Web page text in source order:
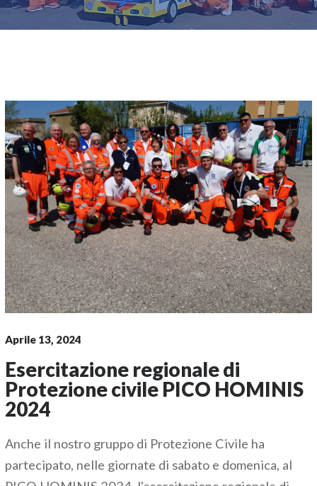
Aprile 13, 2024
Esercitazione regionale di
Protezione civile PICO HOMINIS
2024
Anche il nostro gruppo di Protezione Civile ha
partecipato, nelle giornate di sabato e domenica, al